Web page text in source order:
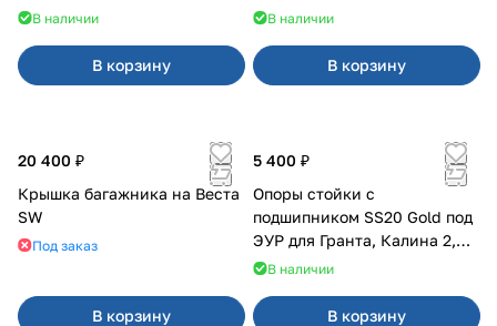
В наличии
В корзину
В наличии
В корзину
20 400 ₽
Крышка багажника на Веста
SW
Под заказ
В корзину
5 400 ₽
Опоры стойки с
подшипником SS20 Gold под
ЭУР для Гранта, Калина 2,
Datsun
В наличии
В корзину